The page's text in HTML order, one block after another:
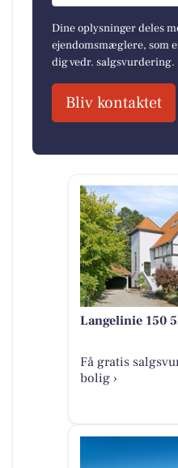
Dine oplysninger deles
ejendomsmæglere, som
dig vedr. salgsvurdering.
Bliv kontaktet
Langelinie 150
Få gratis
bolig ›